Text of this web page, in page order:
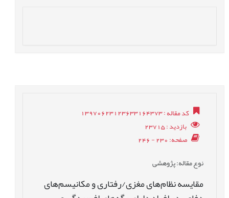
کد مقاله: 13970623123633164373
بازدید: 23715
صفحه: 230 - 246
نوع مقاله: پژوهشی
مقایسه نظام‌های مغزی/رفتاری و مکانیسم‌های